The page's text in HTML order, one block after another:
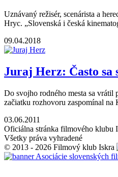
Uznávaný režisér, scenárista a
Hryc. „Slovenská i česká
09.04.2018
Juraj Herz: Často sa
Do svojho rodného mesta sa
začiatku rozhovoru zaspomínal na
03.06.2011
Oficiálna stránka filmového klubu
Všetky práva vyhradené
© 2013 - 2026 Filmový klub Iskra